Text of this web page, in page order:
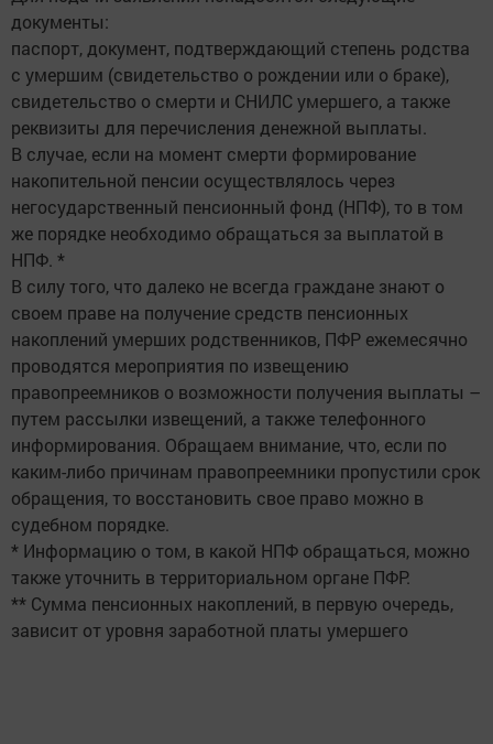
документы:
паспорт, документ, подтверждающий степень родства
с умершим (свидетельство о рождении или о браке),
свидетельство о смерти и СНИЛС умершего, а также
реквизиты для перечисления денежной выплаты.
В случае, если на момент смерти формирование
накопительной пенсии осуществлялось через
негосударственный пенсионный фонд (НПФ), то в том
же порядке необходимо обращаться за выплатой в
НПФ. *
В силу того, что далеко не всегда граждане знают о
своем праве на получение средств пенсионных
накоплений умерших родственников, ПФР ежемесячно
проводятся мероприятия по извещению
правопреемников о возможности получения выплаты –
путем рассылки извещений, а также телефонного
информирования. Обращаем внимание, что, если по
каким-либо причинам правопреемники пропустили срок
обращения, то восстановить свое право можно в
судебном порядке.
* Информацию о том, в какой НПФ обращаться, можно
также уточнить в территориальном органе ПФР.
** Сумма пенсионных накоплений, в первую очередь,
зависит от уровня заработной платы умершего